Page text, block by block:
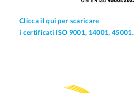
Clicca il qui per scaricare
i certificati ISO 9001, 14001, 45001.